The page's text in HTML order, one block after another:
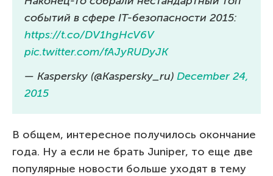
событий в сфере IT-безопасности 2015:
https://t.co/DV1hgHcV6V
pic.twitter.com/fAJyRUDyJK
— Kaspersky (@Kaspersky_ru) December 24,
2015
В общем, интересное получилось окончание
года. Ну а если не брать Juniper, то еще две
популярные новости больше уходят в тему